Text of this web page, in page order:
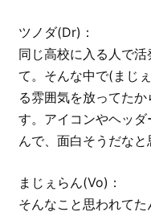
ツノダ(Dr)：
同じ高校に入る人で
て。そんな中で(まじ
る雰囲気を放ってた
す。アイコンやヘッ
んで、面白そうだなと
まじぇらん(Vo)：
そんなこと思われて